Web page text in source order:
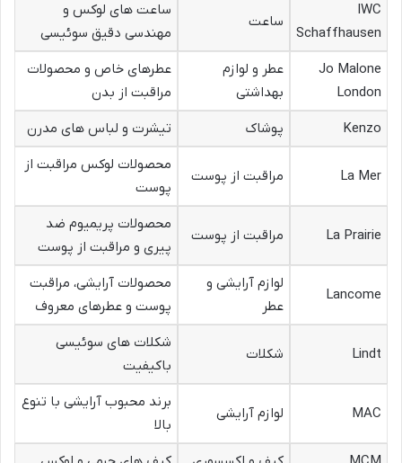
IWC
Schaffhausen
ساعت
ساعت های لوکس و
مهندسی دقیق سوئیسی
Jo Malone
London
عطر و لوازم
بهداشتی
عطرهای خاص و محصولات
مراقبت از بدن
Kenzo
پوشاک تیشرت و لباس های مدرن
La Mer مراقبت از پوست
محصولات لوکس مراقبت از
پوست
La Prairie مراقبت از پوست
محصولات پریمیوم ضد
پیری و مراقبت از پوست
Lancome
لوازم آرایشی و
عطر
محصولات آرایشی، مراقبت
پوست و عطرهای معروف
Lindt شکلات
شکلات های سوئیسی
باکیفیت
MAC لوازم آرایشی
برند محبوب آرایشی با تنوع
بالا